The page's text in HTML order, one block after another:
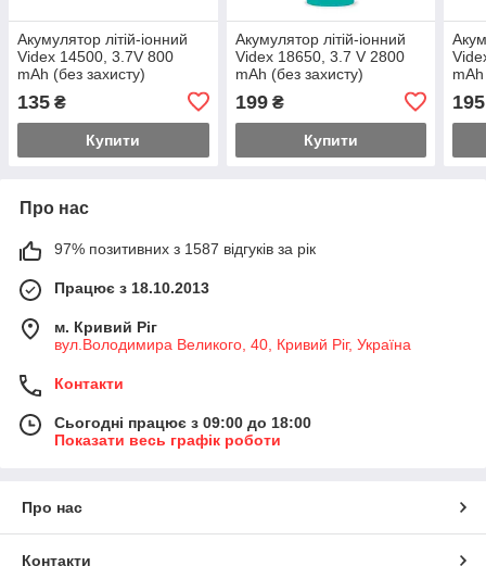
Акумулятор літій-іонний
Videx 14500, 3.7V 800
mAh (без захисту)
135 ₴
Купити
Акумулятор літій-іонний
Videx 18650, 3.7 V 2800
mAh (без захисту)
199₴
Купити
mAh
195
Про нас
97% позитивних з 1587 відгуків за рік
Працює з 18.10.2013
м. Кривий Ріг
вул.Володимира Великого, 40, Кривий Ріг, Україна
Контакти
Сьогодні працює з 09:00 до 18:00
Показати весь графік роботи
Про нас
Контакти